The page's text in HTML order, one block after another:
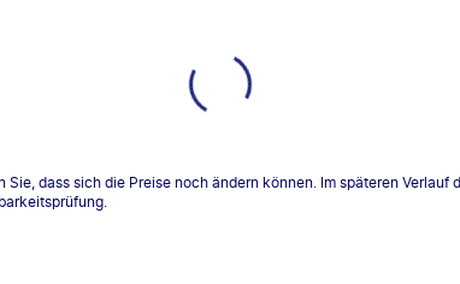
Sie, dass sich die Preise noch ändern können. Im späteren Verlauf